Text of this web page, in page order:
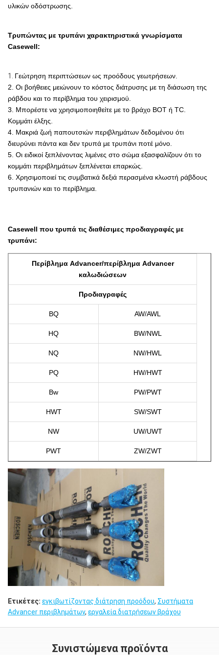
υλικών οδόστρωσης.
Τρυπώντας με τρυπάνι χαρακτηριστικά γνωρίσματα
Casewell:
1. Γεώτρηση περιπτώσεων ως προόδους γεωτρήσεων.
2. Οι βοήθειες μειώνουν το κόστος διάτρυσης με τη διάσωση της
ράβδου και το περίβλημα του χειρισμού.
3. Μπορέστε να χρησιμοποιηθείτε με το βράχο BOT ή TC.
Κομμάτι έλξης.
4. Μακριά ζωή παπουτσιών περιβλημάτων δεδομένου ότι
διευρύνει πάντα και δεν τρυπά με τρυπάνι ποτέ μόνο.
5. Οι ειδικοί ξεπλένοντας λιμένες στο σώμα εξασφαλίζουν ότι το
κομμάτι περιβλημάτων ξεπλένεται επαρκώς.
6. Χρησιμοποιεί τις συμβατικά δεξιά περασμένα κλωστή ράβδους
τρυπανιών και το περίβλημα.
Casewell που τρυπά τις διαθέσιμες προδιαγραφές με
τρυπάνι:
Περίβλημα Advancer/περίβλημα Advancer
καλωδιώσεων
Προδιαγραφές
BQ AW/AWL
HQ BW/NWL
NQ NW/HWL
PQ HW/HWT
Bw PW/PWT
HWT SW/SWT
NW UW/UWT
PWT ZW/ZWT
Ετικέτες: εγκιβωτίζοντας διάτρηση προόδου, Συστήματα
Advancer περιβλημάτων, εργαλεία διατρήσεων βράχου
Συνιστώμενα προϊόντα